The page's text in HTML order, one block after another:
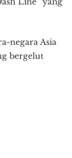
negara Asia
bergelut